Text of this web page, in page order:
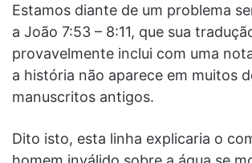
Estamos diante de um problema
a João 7:53 – 8:11, que sua
provavelmente inclui com uma
a história não aparece em muitos
manuscritos antigos.
Dito isto, esta linha explicaria o